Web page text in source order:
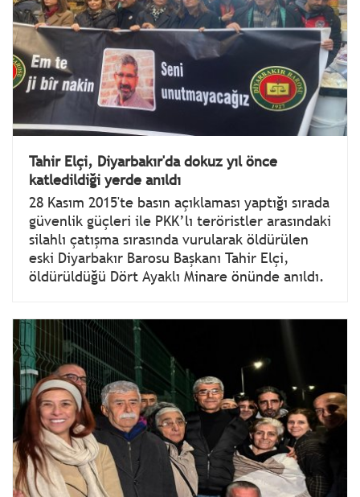
Tahir Elçi, Diyarbakır'da dokuz yıl önce
katledildiği yerde anıldı
28 Kasım 2015'te basın açıklaması yaptığı sırada
güvenlik güçleri ile PKK’lı teröristler arasındaki
silahlı çatışma sırasında vurularak öldürülen
eski Diyarbakır Barosu Başkanı Tahir Elçi,
öldürüldüğü Dört Ayaklı Minare önünde anıldı.